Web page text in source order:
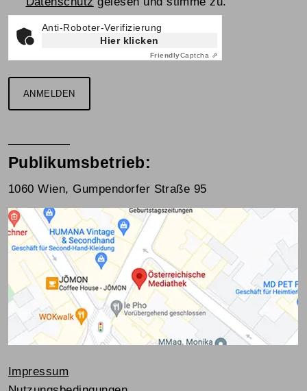
Anti-Roboter-Verifizierung
Hier klicken
FriendlyCaptcha ⇗
ANMELDEN
Publikumsbetrieb:
1060 Wien, Gumpendorfer Straße 95
Impressum